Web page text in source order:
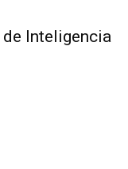
Inteligencia